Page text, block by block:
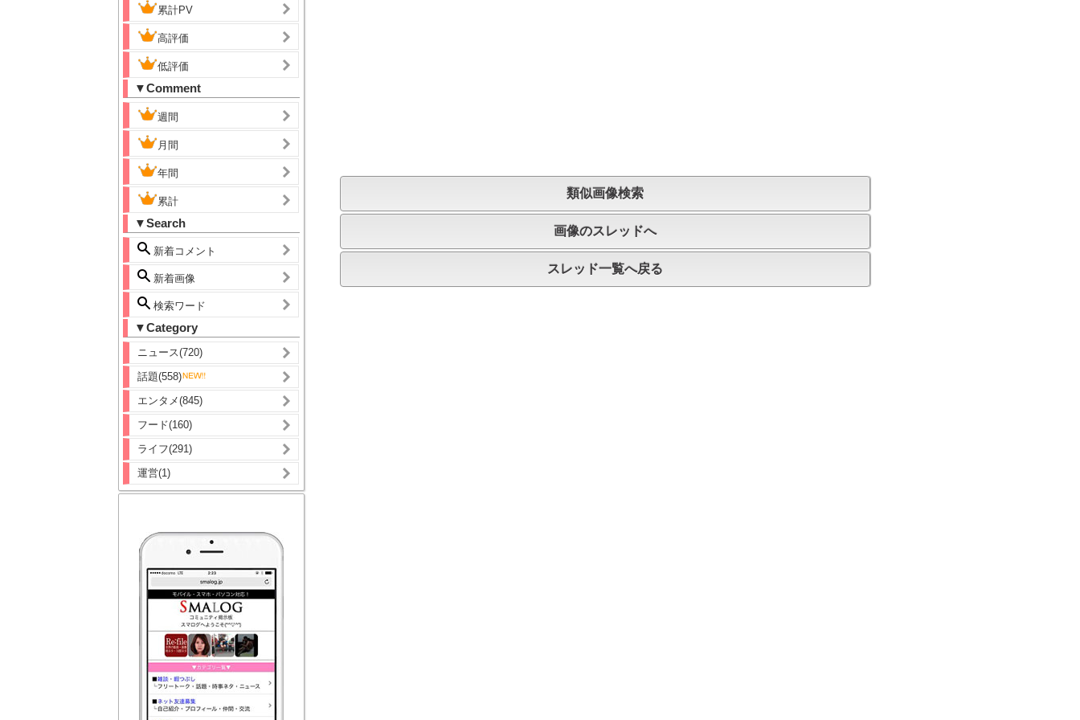
累計PV
高評価
低評価
▼Comment
週間
月間
年間
累計
▼Search
新着コメント
新着画像
検索ワード
▼Category
ニュース(720)
話題(558)
エンタメ(845)
フード(160)
ライフ(291)
運営(1)
類似画像検索
画像のスレッドへ
スレッド一覧へ戻る